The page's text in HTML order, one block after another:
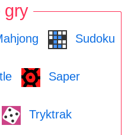
gry
Sudoku
Saper
Tryktrak